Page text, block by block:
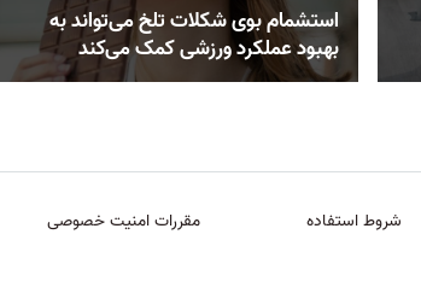
استشمام بوی شکلات تلخ می‌تواند به
بهبود عملکرد ورزشی کمک می‌کند
شروط استفاده مقررات امنیت خصوصی